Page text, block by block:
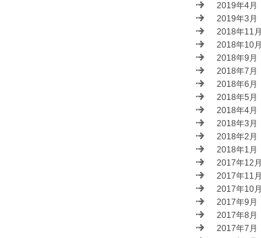
2019年4月
2019年3月
2018年11月
2018年10月
2018年9月
2018年7月
2018年6月
2018年5月
2018年4月
2018年3月
2018年2月
2018年1月
2017年12月
2017年11月
2017年10月
2017年9月
2017年8月
2017年7月